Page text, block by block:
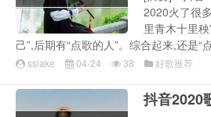
2020火了很
里青木十里秧
己”,后期有“点歌的人”。综合起来,还是“
sslake 04-24 38 好歌推荐
抖音2020